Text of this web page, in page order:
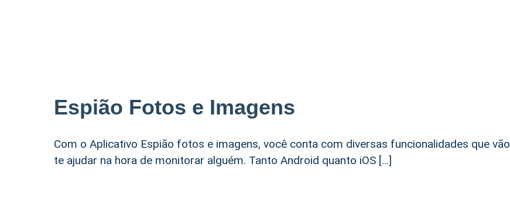
Espião Fotos e Imagens
Com o Aplicativo Espião fotos e imagens, você conta com diversas funcionalidades que vão
te ajudar na hora de monitorar alguém. Tanto Android quanto iOS […]